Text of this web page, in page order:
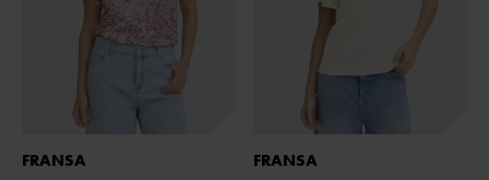
FRANSA FRANSA